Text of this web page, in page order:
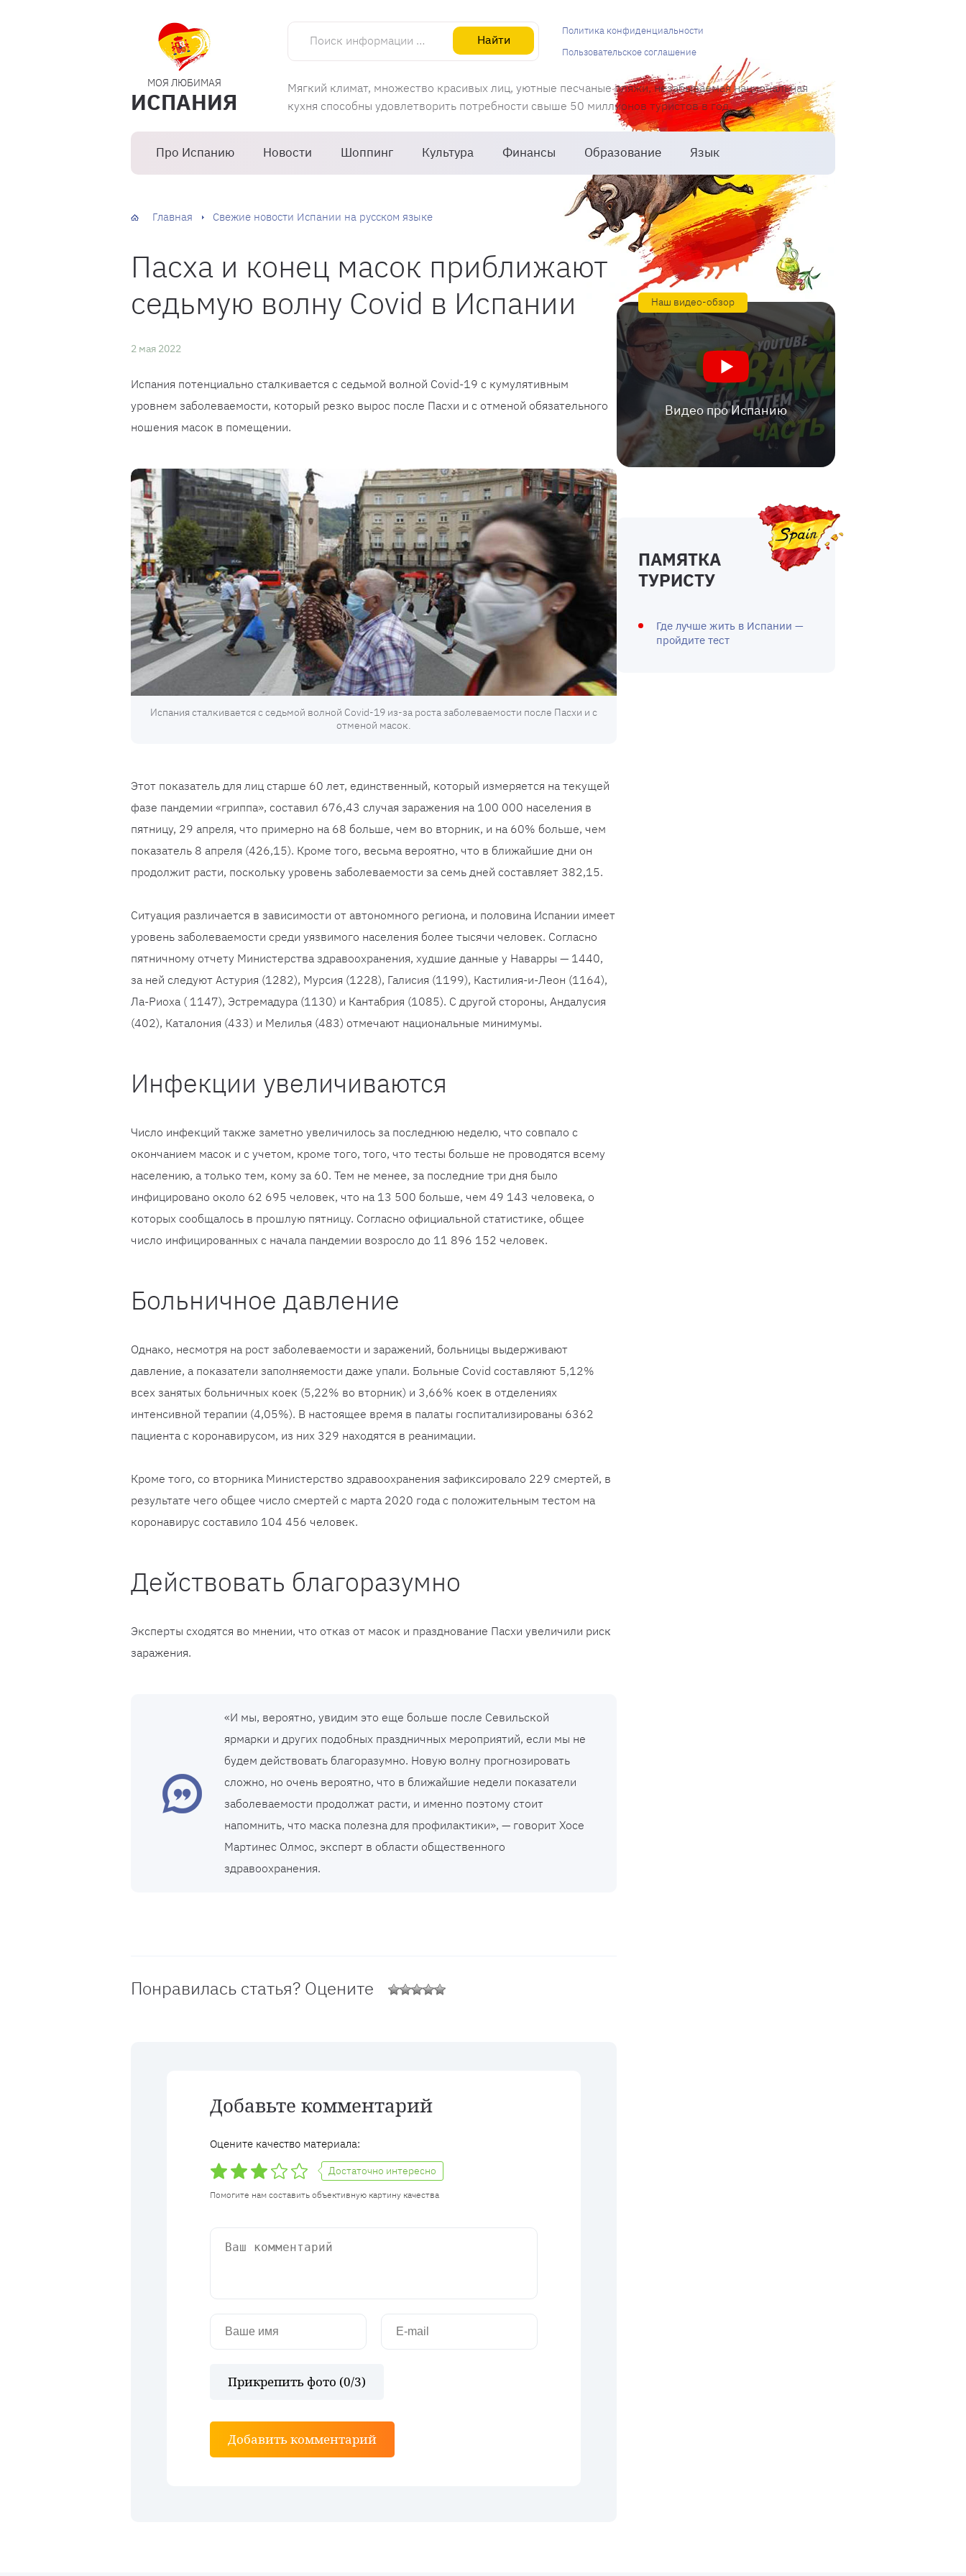
МОЯ ЛЮБИМАЯ
ИСПАНИЯ
Поиск информации об Испании
Найти
Мягкий климат, множество красивых лиц, уютные песчаные пляжи, незабываемая национальная
кухня способны удовлетворить потребности свыше 50 миллионов туристов в год.
Про Испанию Новости Шоппинг Культура Финансы Образование Язык
Политика конфиденциальности
Пользовательское соглашение
Главная Свежие новости Испании на русском языке
Пасха и конец масок приближают
седьмую волну Covid в Испании
2 мая 2022
Испания потенциально сталкивается с седьмой волной Covid-19 с кумулятивным
уровнем заболеваемости, который резко вырос после Пасхи и с отменой обязательного
ношения масок в помещении.
Испания сталкивается с седьмой волной Covid-19 из-за роста заболеваемости после Пасхи и с
отменой масок.
Этот показатель для лиц старше 60 лет, единственный, который измеряется на текущей
фазе пандемии «гриппа», составил 676,43 случая заражения на 100 000 населения в
пятницу, 29 апреля, что примерно на 68 больше, чем во вторник, и на 60% больше, чем
показатель 8 апреля (426,15). Кроме того, весьма вероятно, что в ближайшие дни он
продолжит расти, поскольку уровень заболеваемости за семь дней составляет 382,15.
Ситуация различается в зависимости от автономного региона, и половина Испании имеет
уровень заболеваемости среди уязвимого населения более тысячи человек. Согласно
пятничному отчету Министерства здравоохранения, худшие данные у Наварры — 1440,
за ней следуют Астурия (1282), Мурсия (1228), Галисия (1199), Кастилия-и-Леон (1164),
Ла-Риоха ( 1147), Эстремадура (1130) и Кантабрия (1085). С другой стороны, Андалусия
(402), Каталония (433) и Мелилья (483) отмечают национальные минимумы.
Инфекции увеличиваются
Число инфекций также заметно увеличилось за последнюю неделю, что совпало с
окончанием масок и с учетом, кроме того, того, что тесты больше не проводятся всему
населению, а только тем, кому за 60. Тем не менее, за последние три дня было
инфицировано около 62 695 человек, что на 13 500 больше, чем 49 143 человека, о
которых сообщалось в прошлую пятницу. Согласно официальной статистике, общее
число инфицированных с начала пандемии возросло до 11 896 152 человек.
Больничное давление
Однако, несмотря на рост заболеваемости и заражений, больницы выдерживают
давление, а показатели заполняемости даже упали. Больные Covid составляют 5,12%
всех занятых больничных коек (5,22% во вторник) и 3,66% коек в отделениях
интенсивной терапии (4,05%). В настоящее время в палаты госпитализированы 6362
пациента с коронавирусом, из них 329 находятся в реанимации.
Кроме того, со вторника Министерство здравоохранения зафиксировало 229 смертей, в
результате чего общее число смертей с марта 2020 года с положительным тестом на
коронавирус составило 104 456 человек.
Действовать благоразумно
Эксперты сходятся во мнении, что отказ от масок и празднование Пасхи увеличили риск
заражения.
«И мы, вероятно, увидим это еще больше после Севильской
ярмарки и других подобных праздничных мероприятий, если мы не
будем действовать благоразумно. Новую волну прогнозировать
сложно, но очень вероятно, что в ближайшие недели показатели
заболеваемости продолжат расти, и именно поэтому стоит
напомнить, что маска полезна для профилактики», — говорит Хосе
Мартинес Олмос, эксперт в области общественного
здравоохранения.
Понравилась статья? Оцените
Добавьте комментарий
Оцените качество материала:
Достаточно интересно
Помогите нам составить объективную картину качества
Прикрепить фото (0/3)
Добавить комментарий
Наш видео-обзор
Видео про Испанию
ПАМЯТКА
ТУРИСТУ
Где лучше жить в Испании —
пройдите тест